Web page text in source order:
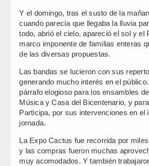
Y el domingo, tras el susto de la
cuando parecía que llegaba la lluvia
todo, abrió el cielo, apareció el sol y el
marco imponente de familias enteras
de las diversas propuestas.
Las bandas se lucieron con sus
generando mucho interés en el
párrafo elogioso para los ensambles
Música y Casa del Bicentenario, y
Participa, por sus intervenciones en el
jornada.
La Expo Cactus fue recorrida por
y las compras fueron muchas
muy acomodados. Y también